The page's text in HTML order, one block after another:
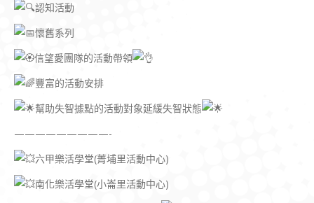
認知活動
懷舊系列
信望愛團隊的活動帶領
豐富的活動安排
幫助失智據點的活動對象延緩失智狀態
—————————-
六甲樂活學堂(菁埔里活動中心)
南化樂活學堂(小崙里活動中心)